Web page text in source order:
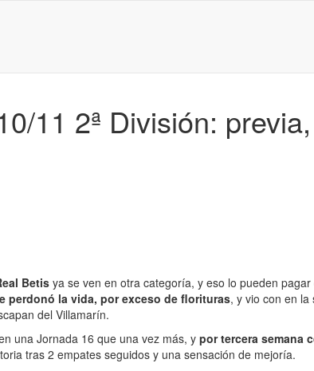
11 2ª División:
Betisya se ven en otra categoría, y eso lo pueden
perdonó la vida, por exceso de florituras, y vio con en
del Villamarín.
una Jornada 16 que una vez más, y por tercera semana
tras 2 empates seguidos y una sensación de mejoría.